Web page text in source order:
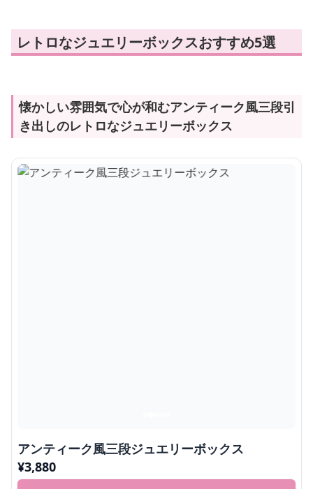
レトロなジュエリーボックスおすすめ5選
懐かしい雰囲気で心が和むアンティーク風三段引
き出しのレトロなジュエリーボックス
アンティーク風三段ジュエリーボックス
¥3,880